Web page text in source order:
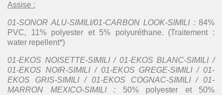
Assise :
01-SONOR ALU-SIMILI/01-CARBON LOOK-SIMILI : 84%
PVC, 11% polyester et 5% polyuréthane. (Traitement :
water repellent*)
01-EKOS NOISETTE-SIMILI / 01-EKOS BLANC-SIMILI /
01-EKOS NOIR-SIMILI / 01-EKOS GREGE-SIMILI / 01-
EKOS GRIS-SIMILI / 01-EKOS COGNAC-SIMILI / 01-
MARRON MEXICO-SIMILI : 50% polyester et 50%